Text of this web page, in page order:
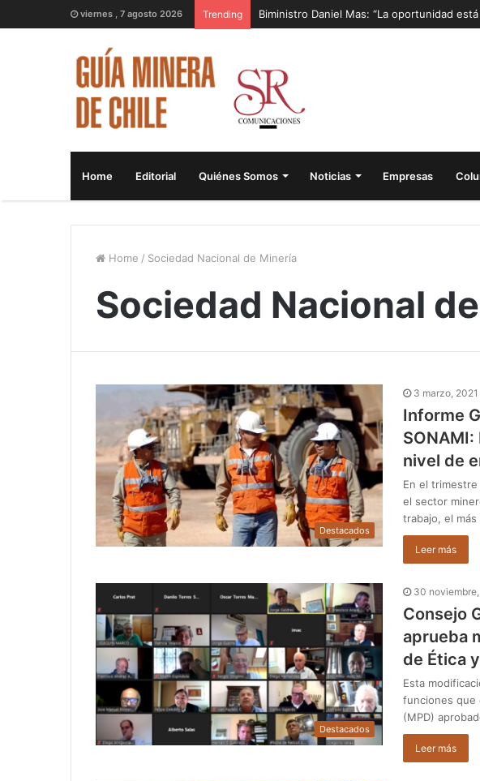
viernes , 7 agosto 2026 Trending Biministro Daniel Mas: “La oportunidad
Home Editorial Quiénes Somos Noticias Empresas
Home / Sociedad Nacional de Minería
Sociedad Nacional
Destacados
3 marzo, 2021
Informe
nivel de
En el
el sector
trabajo, el
Leer más
Destacados
30
Consejo
aprueba
de Ética
Esta
funciones que
(MPD)
Leer más